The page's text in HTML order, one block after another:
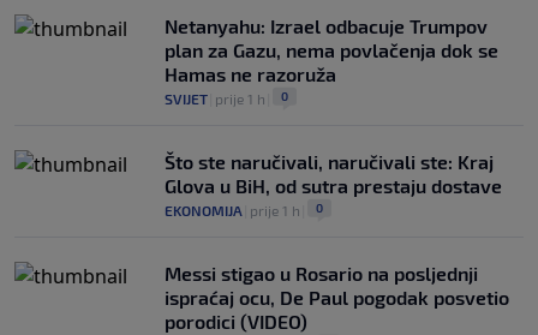
Netanyahu: Izrael odbacuje Trumpov
plan za Gazu, nema povlačenja dok se
Hamas ne razoruža
SVIJET prije 1 h 0
Što ste naručivali, naručivali ste: Kraj
Glova u BiH, od sutra prestaju dostave
EKONOMIJA prije 1 h 0
Messi stigao u Rosario na posljednji
ispraćaj ocu, De Paul pogodak posvetio
porodici (VIDEO)